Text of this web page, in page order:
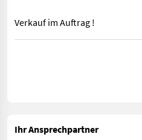
Verkauf im Auftrag !
Geschwindigkeit: 25 km/h,
Ihr Ansprechpartner